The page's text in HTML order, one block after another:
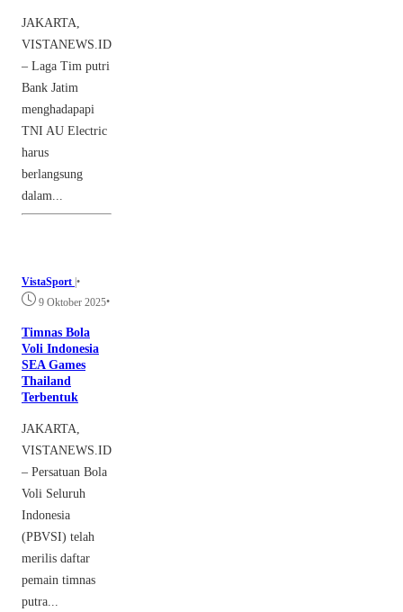
JAKARTA,
VISTANEWS.ID
– Laga Tim putri
Bank Jatim
menghadapapi
TNI AU Electric
harus
berlangsung
dalam...
VistaSport •
9 Oktober 2025•
Timnas Bola
Voli Indonesia
SEA Games
Thailand
Terbentuk
JAKARTA,
VISTANEWS.ID
– Persatuan Bola
Voli Seluruh
Indonesia
(PBVSI) telah
merilis daftar
pemain timnas
putra...